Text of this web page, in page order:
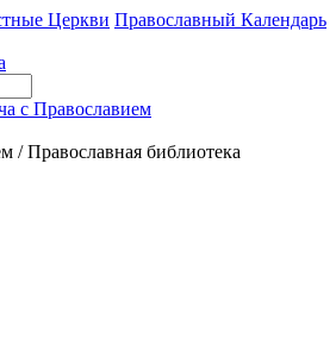
Церкви Православный Календарь
с Православием
/ Православная библиотека